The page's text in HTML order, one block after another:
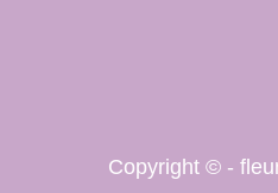
Copyright © -